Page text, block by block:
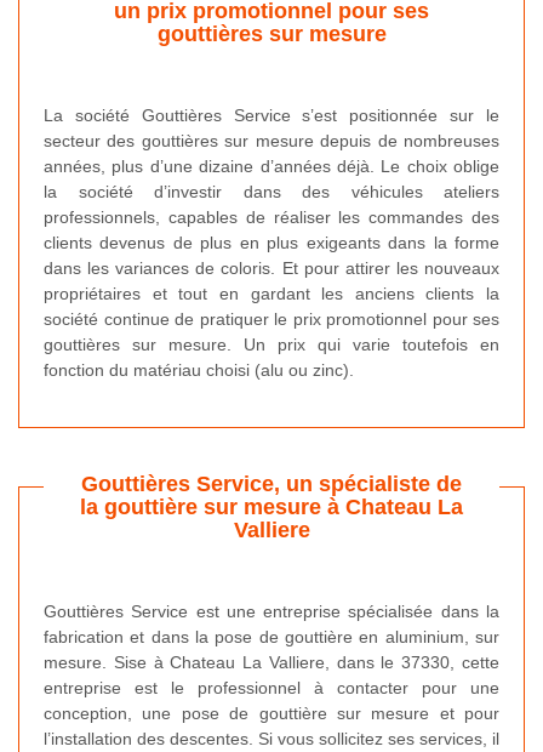
un prix promotionnel pour ses
gouttières sur mesure
La société Gouttières Service s’est positionnée sur le
secteur des gouttières sur mesure depuis de nombreuses
années, plus d’une dizaine d’années déjà. Le choix oblige
la société d’investir dans des véhicules ateliers
professionnels, capables de réaliser les commandes des
clients devenus de plus en plus exigeants dans la forme
dans les variances de coloris. Et pour attirer les nouveaux
propriétaires et tout en gardant les anciens clients la
société continue de pratiquer le prix promotionnel pour ses
gouttières sur mesure. Un prix qui varie toutefois en
fonction du matériau choisi (alu ou zinc).
Gouttières Service, un spécialiste de
la gouttière sur mesure à Chateau La
Valliere
Gouttières Service est une entreprise spécialisée dans la
fabrication et dans la pose de gouttière en aluminium, sur
mesure. Sise à Chateau La Valliere, dans le 37330, cette
entreprise est le professionnel à contacter pour une
conception, une pose de gouttière sur mesure et pour
l’installation des descentes. Si vous sollicitez ses services, il